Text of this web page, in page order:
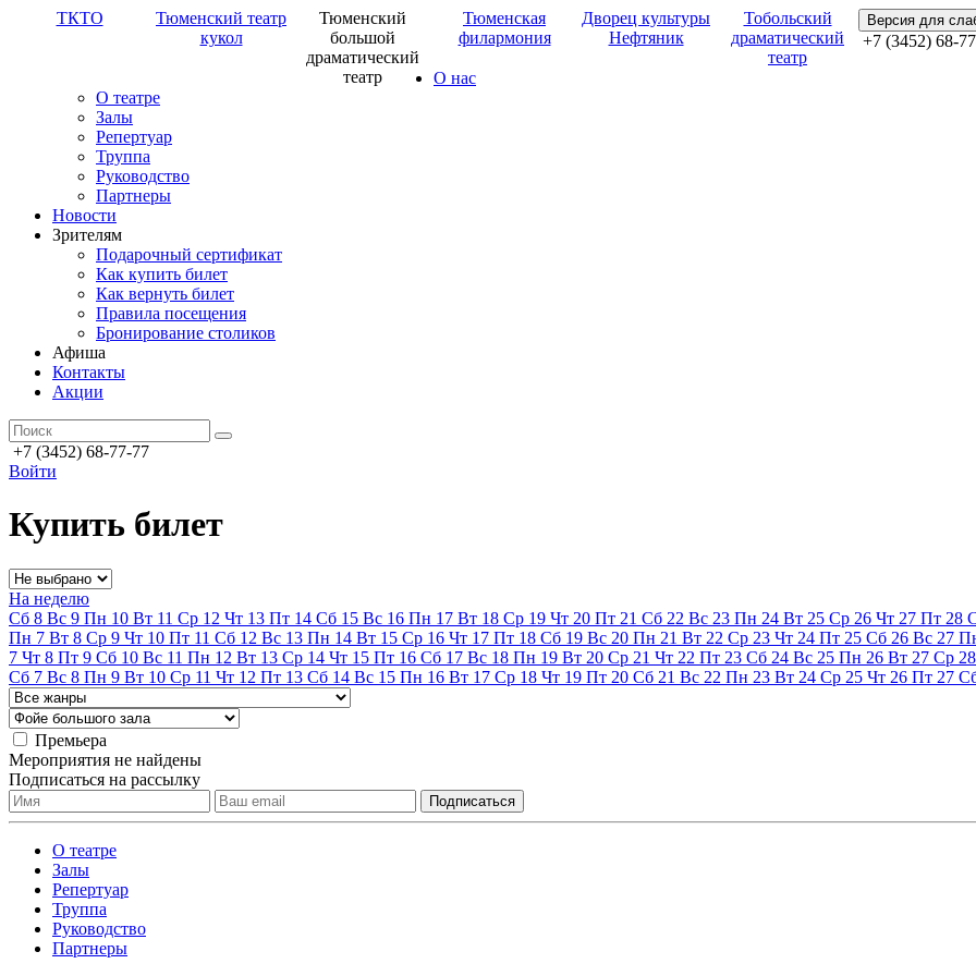
ТКТО
Тюменский театр
кукол
Тюменский
большой
драматический
театр
Тюменская
филармония
Дворец культуры
Нефтяник
Тобольский
драматический
театр
Версия для
+7 (3452) 68-
О нас
О театре
Залы
Репертуар
Труппа
Руководство
Партнеры
Новости
Зрителям
Подарочный сертификат
Как купить билет
Как вернуть билет
Правила посещения
Бронирование столиков
Афиша
Контакты
Акции
+7 (3452) 68-77-77
Войти
Купить билет
На неделю
Сб 8 Вс 9 Пн 10 Вт 11 Ср 12 Чт 13 Пт 14 Сб 15 Вс 16 Пн 17 Вт 18 Ср 19 Чт 20 Пт 21 Сб 22 Вс 23 Пн 24 Вт 25 Ср 26 Чт 27 Пт 28
Пн 7 Вт 8 Ср 9 Чт 10 Пт 11 Сб 12 Вс 13 Пн 14 Вт 15 Ср 16 Чт 17 Пт 18 Сб 19 Вс 20 Пн 21 Вт 22 Ср 23 Чт 24 Пт 25 Сб 26 Вс 27
7 Чт 8 Пт 9 Сб 10 Вс 11 Пн 12 Вт 13 Ср 14 Чт 15 Пт 16 Сб 17 Вс 18 Пн 19 Вт 20 Ср 21 Чт 22 Пт 23 Сб 24 Вс 25 Пн 26 Вт 27 Ср 28
Сб 7 Вс 8 Пн 9 Вт 10 Ср 11 Чт 12 Пт 13 Сб 14 Вс 15 Пн 16 Вт 17 Ср 18 Чт 19 Пт 20 Сб 21 Вс 22 Пн 23 Вт 24 Ср 25 Чт 26 Пт 27
Премьера
Мероприятия не найдены
Подписаться на рассылку
О театре
Залы
Репертуар
Труппа
Руководство
Партнеры